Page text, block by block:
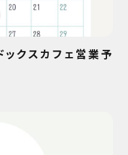
ックスカフェ営業予